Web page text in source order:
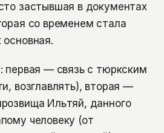
застывшая в документах
со временем стала
основная.
первая — связь с тюркским
возглавлять), вторая —
Ильтяй, данного
человеку (от